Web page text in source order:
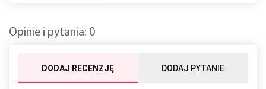
Opinie i pytania: 0
DODAJ RECENZJĘ DODAJ PYTANIE